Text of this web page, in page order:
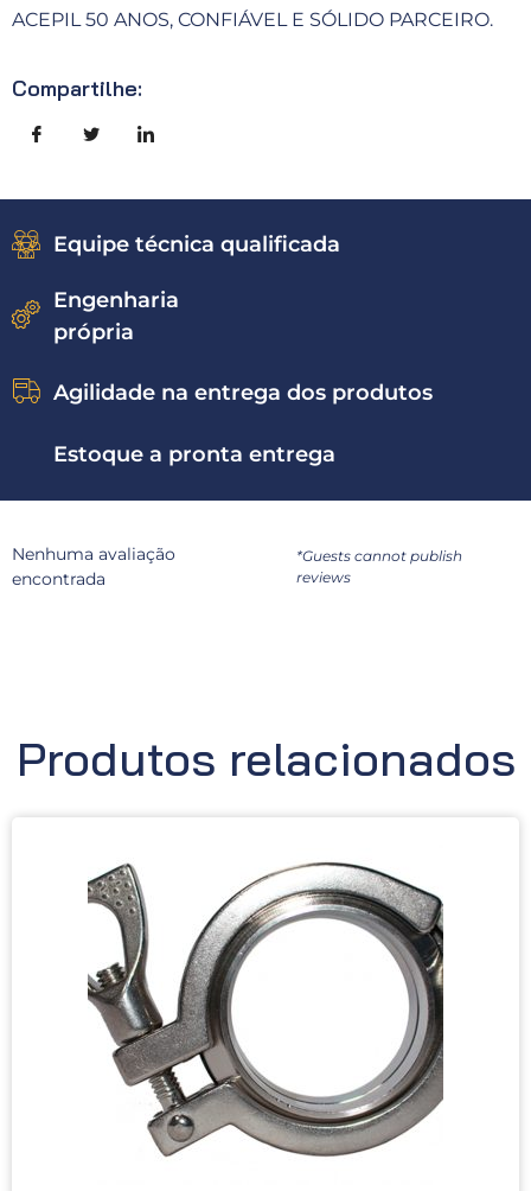
ACEPIL 50 ANOS, CONFIÁVEL E SÓLIDO PARCEIRO.
Compartilhe:
Equipe técnica qualificada
Engenharia
própria
Agilidade na entrega dos produtos
Estoque a pronta entrega
Nenhuma avaliação
encontrada
*Guests cannot publish
reviews
Produtos relacionados